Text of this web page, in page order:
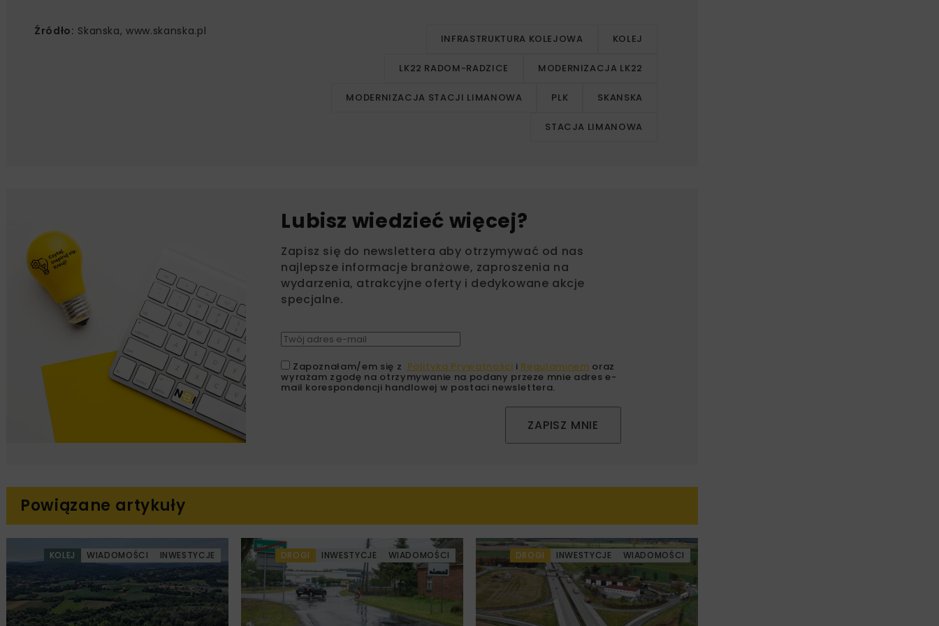
Źródło: Skanska, www.skanska.pl
INFRASTRUKTURA KOLEJOWA KOLEJ
LK22 RADOM-RADZICE MODERNIZACJA LK22
MODERNIZACJA STACJI LIMANOWA PLK SKANSKA
STACJA LIMANOWA
Lubisz wiedzieć więcej?
Zapisz się do newslettera aby otrzymywać od nas
najlepsze informacje branżowe, zaproszenia na
wydarzenia, atrakcyjne oferty i dedykowane akcje
specjalne.
Zapoznałam/em się z Polityką Prywatności i Regulaminem oraz
wyrażam zgodę na otrzymywanie na podany przeze mnie adres e-
mail korespondencji handlowej w postaci newslettera.
ZAPISZ MNIE
Powiązane artykuły
KOLEJ WIADOMOŚCI INWESTYCJE DROGI INWESTYCJE WIADOMOŚCI DROGI INWESTYCJE WIADOMOŚCI